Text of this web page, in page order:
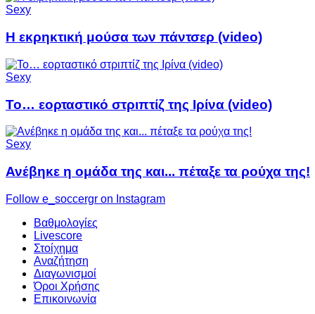
Sexy
Η εκρηκτική μούσα των πάντσερ (video)
Sexy
Το… εορταστικό στριπτίζ της Ιρίνα (video)
Sexy
Ανέβηκε η ομάδα της και... πέταξε τα ρούχα της!
Follow e_soccergr on Instagram
Βαθμολογίες
Livescore
Στοίχημα
Αναζήτηση
Διαγωνισμοί
Όροι Χρήσης
Επικοινωνία